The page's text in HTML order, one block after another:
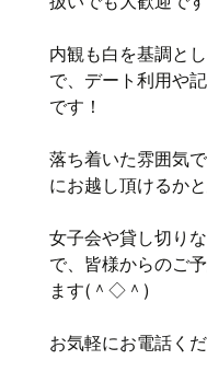
内観も白を基調と
で、デート利用や
です！
落ち着いた雰囲気
にお越し頂けるか
女子会や貸し切り
で、皆様からのご
ます(＾◇＾)
お気軽にお電話く